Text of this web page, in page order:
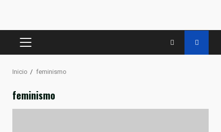
MENÚ
Inicio feminismo
feminismo